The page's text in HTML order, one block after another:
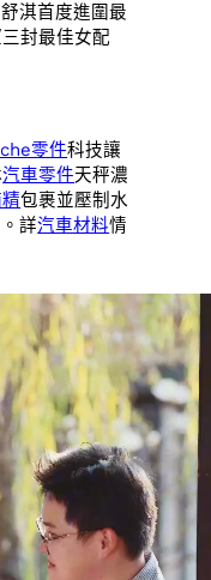
淇首度進圍最
封最佳女配
零件科技讓
汽車零件天秤濃
包裹並壓制水
詳汽車材料情